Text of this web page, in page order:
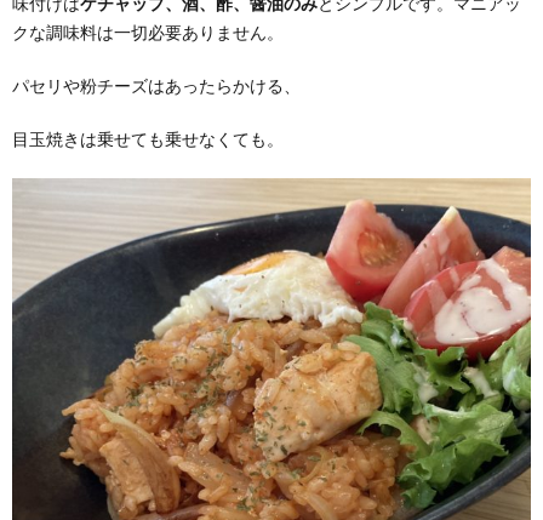
クな調味料は一切必要ありません。
パセリや粉チーズはあったらかける、
目玉焼きは乗せても乗せなくても。